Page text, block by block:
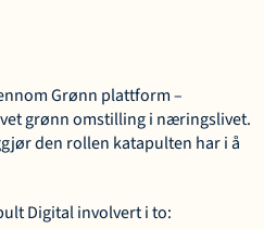
Grønn plattform –
grønn omstilling i næringslivet.
den rollen katapulten har i å
Digital involvert i to: